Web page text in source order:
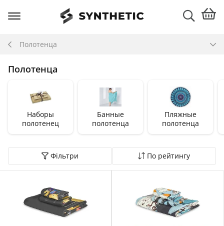
Полотенца
Полотенца
Наборы
полотенец
Банные
полотенца
Пляжные
полотенца
Фільтри По рейтингу